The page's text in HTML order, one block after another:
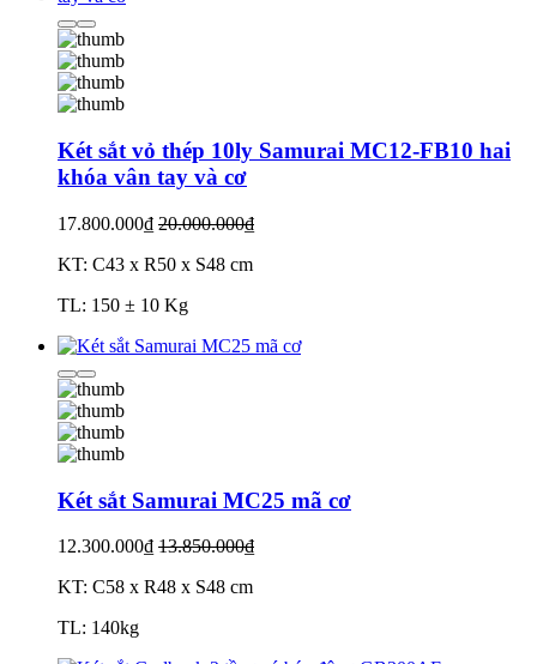
Két sắt vỏ thép 10ly Samurai MC12-FB10 hai
khóa vân tay và cơ
17.800.000₫ 20.000.000₫
KT: C43 x R50 x S48 cm
TL: 150 ± 10 Kg
Két sắt Samurai MC25 mã cơ
12.300.000₫ 13.850.000₫
KT: C58 x R48 x S48 cm
TL: 140kg